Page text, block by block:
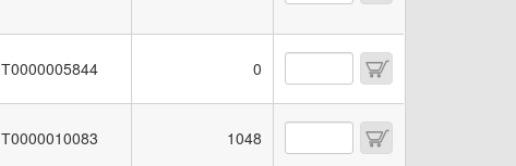
Т0000005844 0
Т0000010083 1048